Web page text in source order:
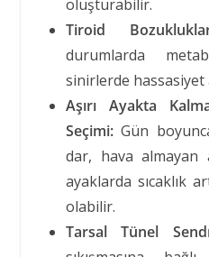
oluşturabilir.
Tiroid
durumlarda
sinirlerde hassasiyet
Aşırı Ayakta
Seçimi:Gün
dar, hava almayan
ayaklarda sıcaklık
olabilir.
Tarsal Tünel